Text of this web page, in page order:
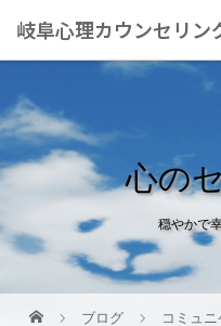
岐阜心理カウンセリン
心の
穏やかで
ブログ コミュニ